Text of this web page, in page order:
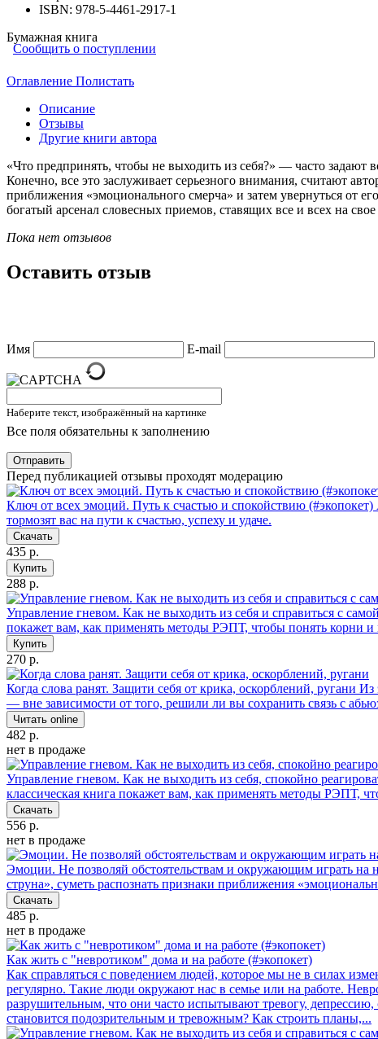
ISBN: 978-5-4461-2917-1
Бумажная книга
Сообщить о поступлении
Оглавление Полистать
Описание
Отзывы
Другие книги автора
«Что предпринять, чтобы не выходить из себя?» — часто
Конечно, все это заслуживает серьезного внимания, считают
приближения «эмоционального смерча» и затем увернуться от
богатый арсенал словесных приемов, ставящих все и всех на свое
Пока нет отзывов
Оставить отзыв
Имя E-mail
Наберите текст, изображённый на картинке
Все поля обязательны к заполнению
Отправить
Перед публикацией отзывы проходят модерацию
Ключ от всех эмоций. Путь к счастью и спокойствию (#экопокет)
тормозят вас на пути к счастью, успеху и удаче.
Скачать
435 р.
Купить
288 р.
Управление гневом. Как не выходить из себя и справиться с
покажет вам, как применять методы РЭПТ, чтобы понять корни и
Купить
270 р.
Когда слова ранят. Защити себя от крика, оскорблений, ругани Из
— вне зависимости от того, решили ли вы сохранить связь с
Читать online
482 р.
нет в продаже
Управление гневом. Как не выходить из себя, спокойно
классическая книга покажет вам, как применять методы РЭПТ,
Скачать
556 р.
нет в продаже
Эмоции. Не позволяй обстоятельствам и окружающим играть на
струна», суметь распознать признаки приближения
Скачать
485 р.
нет в продаже
Как жить с "невротиком" дома и на работе (#экопокет)
Как справляться с поведением людей, которое мы не в силах
регулярно. Такие люди окружают нас в семье или на работе.
разрушительным, что они часто испытывают тревогу, депрессию,
становится подозрительным и тревожным? Как строить планы,...